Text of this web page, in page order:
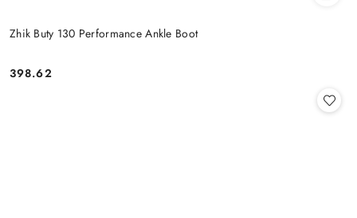
Zhik Buty 130 Performance Ankle Boot
Cena:
398.62